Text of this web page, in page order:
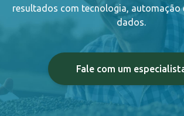
resultados com tecnologia, automação
dados.
Fale com um